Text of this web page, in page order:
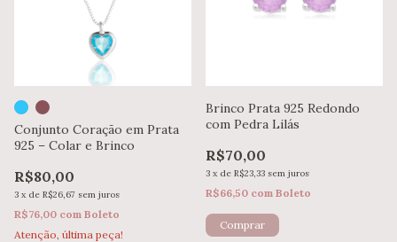
Conjunto Coração em Prata
925 – Colar e Brinco
R$80,00
3 x de R$26,67 sem juros
R$76,00 com Boleto
Atenção, última peça!
Brinco Prata 925 Redondo
com Pedra Lilás
R$70,00
3 x de R$23,33 sem juros
R$66,50 com Boleto